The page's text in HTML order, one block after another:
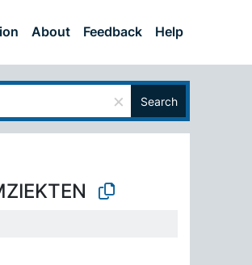
About Feedback Help
× Search